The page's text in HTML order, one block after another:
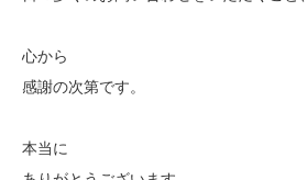
心から
感謝の次第です。
本当に